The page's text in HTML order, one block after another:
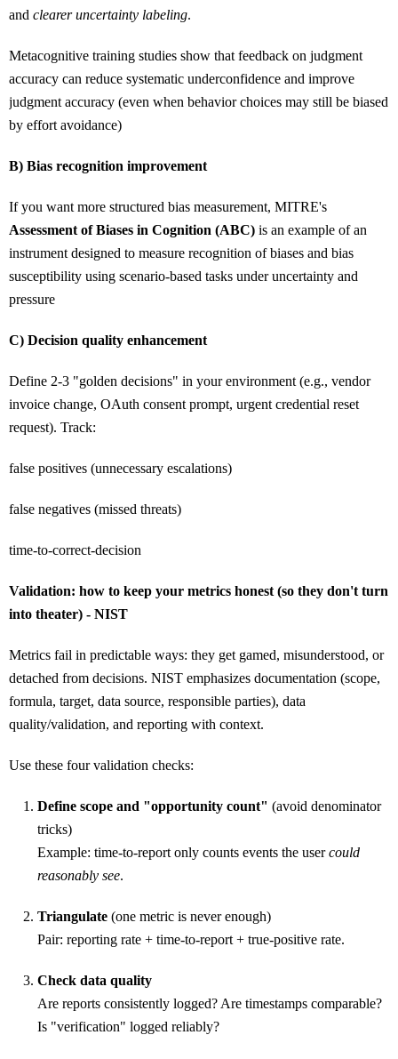
and clearer uncertainty labeling.
Metacognitive training studies show that feedback on judgment
accuracy can reduce systematic underconfidence and improve
judgment accuracy (even when behavior choices may still be biased
by effort avoidance)
B) Bias recognition improvement
If you want more structured bias measurement, MITRE's
Assessment of Biases in Cognition (ABC) is an example of an
instrument designed to measure recognition of biases and bias
susceptibility using scenario-based tasks under uncertainty and
pressure
C) Decision quality enhancement
Define 2-3 "golden decisions" in your environment (e.g., vendor
invoice change, OAuth consent prompt, urgent credential reset
request). Track:
false positives (unnecessary escalations)
false negatives (missed threats)
time-to-correct-decision
Validation: how to keep your metrics honest (so they don't turn
into theater) - NIST
Metrics fail in predictable ways: they get gamed, misunderstood, or
detached from decisions. NIST emphasizes documentation (scope,
formula, target, data source, responsible parties), data
quality/validation, and reporting with context.
Use these four validation checks:
Define scope and "opportunity count" (avoid denominator
tricks)
Example: time-to-report only counts events the usercould
reasonably see.
Triangulate (one metric is never enough)
Pair: reporting rate + time-to-report + true-positive rate.
Check data quality
Are reports consistently logged? Are timestamps comparable?
Is "verification" logged reliably?